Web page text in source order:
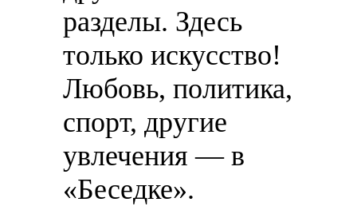
разделы. Здесь
только искусство!
Любовь, политика,
спорт, другие
увлечения — в
«Беседке».